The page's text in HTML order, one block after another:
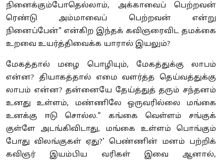
நினைக்கும்போதெல்லாம், அக்காவைப் பெற்றவன்
ரெண்டு அம்மாவைப் பெற்றவன் என்று
நினைப்பேன்" என்கிற இந்தக் கவிஞரைவிட தமக்கை
உறவை உயர்த்திவைக்க யாரால் இயலும்?
மேகத்தால் மழை பொழியும், மேகத்துக்கு லாபம்
என்ன? தியாகத்தால் எமை வளர்த்த தெய்வத்துக்கு
லாபம் என்ன? தன்னையே தேய்த்துத் தரும் சந்தனம்
உனது உள்ளம், மண்ணிலே ஒருவரில்லை மங்கை
உனக்கு ஈடு சொல்ல." கங்கை வெள்ளம் சங்குக்
குள்ளே அடங்கிவிடாது, மங்கை உள்ளம் பொங்கும்
போது விலங்குகள் ஏது?' பெண்ணின் மனம் பற்றிக்
கவிஞர் இயம்பிய வரிகள் இவை ஆனால்,